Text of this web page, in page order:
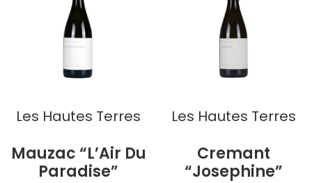
Les Hautes Terres
Mauzac “L’Air Du
Paradise”
Les Hautes Terres
Cremant
“Josephine”